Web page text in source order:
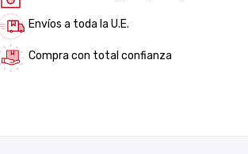
Envíos a toda la U.E.
Compra con total confianza